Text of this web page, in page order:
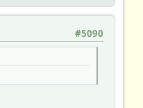
#5090